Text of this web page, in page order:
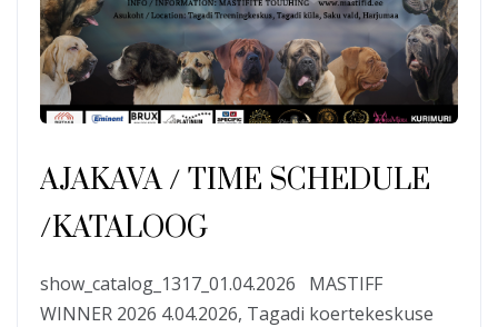
AJAKAVA / TIME SCHEDULE
/KATALOOG
show_catalog_1317_01.04.2026 MASTIFF
WINNER 2026 4.04.2026, Tagadi koertekeskuse